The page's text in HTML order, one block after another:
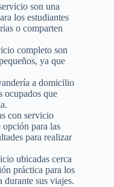
son una
los estudiantes
o comparten
completo son
ya que
a domicilio
ocupados que
con servicio
opción para las
para realizar
ubicadas cerca
práctica para los
durante sus viajes.